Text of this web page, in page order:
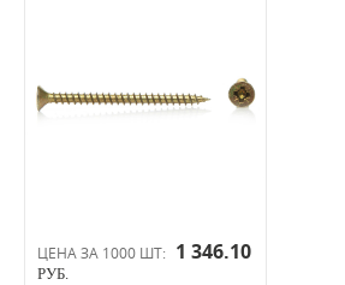
ЦЕНА ЗА 1000 ШТ: 1 346.10
РУБ.